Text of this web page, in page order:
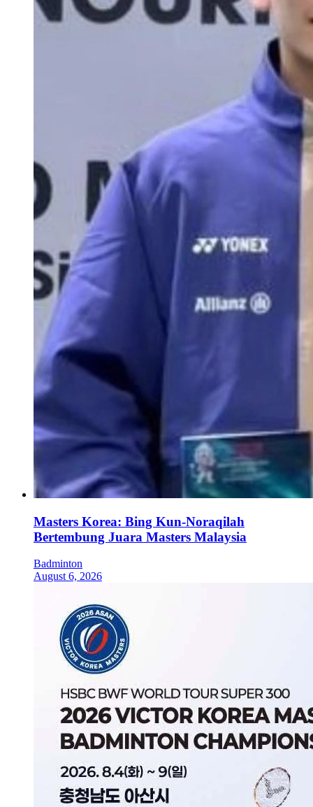
Masters Korea: Bing Kun-Noraqilah
Bertembung Juara Masters Malaysia
Badminton
August 6, 2026